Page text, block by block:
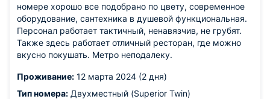
номере хорошо все подобрано по цвету, современное
оборудование, сантехника в душевой функциональная.
Персонал работает тактичный, ненавязчив, не грубят.
Также здесь работает отличный ресторан, где можно
вкусно покушать. Метро неподалеку.
Проживание: 12 марта 2024 (2 дня)
Тип номера: Двухместный (Superior Twin)